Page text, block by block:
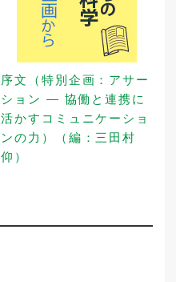
序文（特別企画：アサー
ション — 協働と連携に
活かすコミュニケーショ
ンの力）（編：三田村
仰）